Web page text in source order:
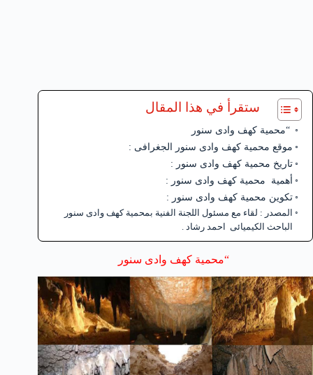
ستقرأ في هذا المقال
“محمية كهف وادى سنور
موقع محمية كهف وادى سنور الجغرافى :
تاريخ محمية كهف وادى سنور :
أهمية محمية كهف وادى سنور :
تكوين محمية كهف وادى سنور :
المصدر : لقاء مع مسئول اللجنة الفنية بمحمية كهف وادى سنور
الباحث الكيميائى احمد رشاد .
“محمية كهف وادى سنور